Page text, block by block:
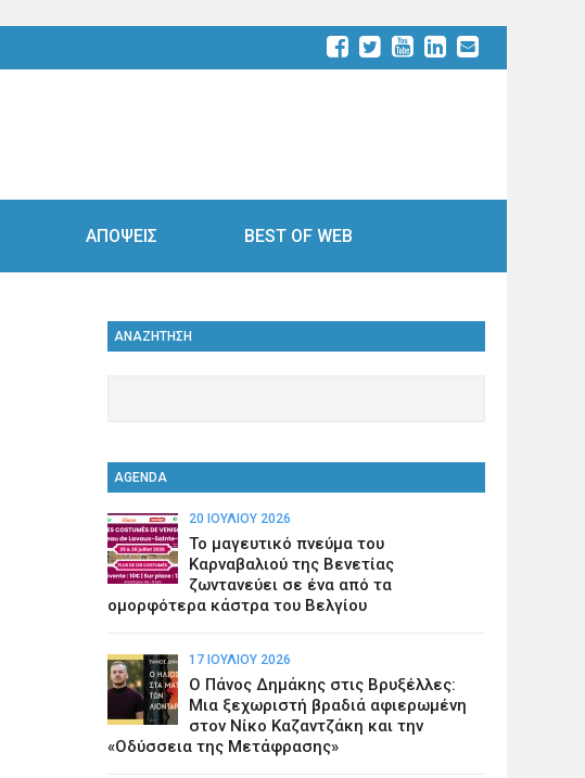
ΑΠΟΨΕΙΣ BEST OF WEB
ΑΝΑΖΗΤΗΣΗ
AGENDA
20 ΙΟΥΛΊΟΥ 2026
Το μαγευτικό πνεύμα του
Καρναβαλιού της Βενετίας
ζωντανεύει σε ένα από τα
ομορφότερα κάστρα του Βελγίου
17 ΙΟΥΛΊΟΥ 2026
Ο Πάνος Δημάκης στις Βρυξέλλες:
Μια ξεχωριστή βραδιά αφιερωμένη
στον Νίκο Καζαντζάκη και την
«Οδύσσεια της Μετάφρασης»